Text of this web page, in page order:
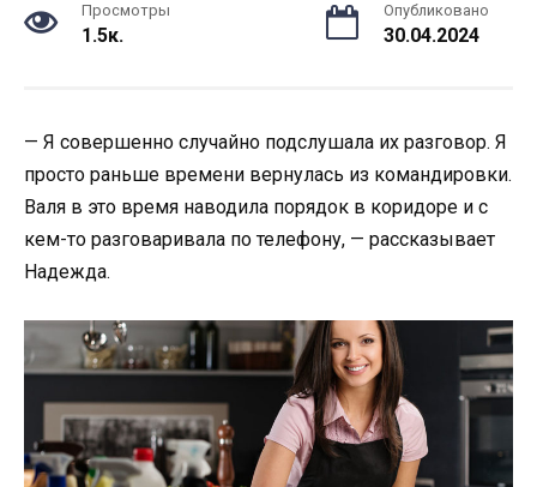
Просмотры
1.5к.
Опубликовано
30.04.2024
— Я совершенно случайно подслушала их разговор. Я
просто раньше времени вернулась из командировки.
Валя в это время наводила порядок в коридоре и с
кем-то разговаривала по телефону, — рассказывает
Надежда.